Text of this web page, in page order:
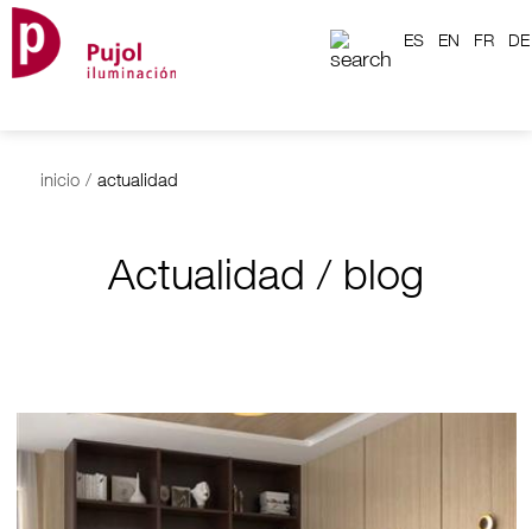
ES EN FR DE
inicio / actualidad
Actualidad / blog